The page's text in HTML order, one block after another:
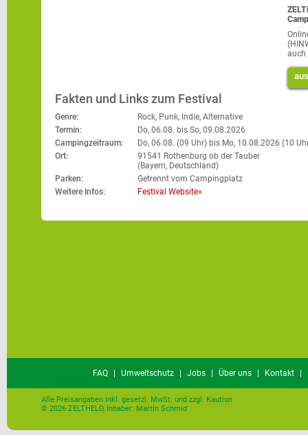
auch
Fakten und Links zum Festival
Genre:
Rock, Punk, Indie, Alternative
Termin:
Do, 06.08. bis So, 09.08.2026
Campingzeitraum:
Do, 06.08. (09 Uhr) bis Mo, 10.08.2026 (10
Ort:
91541 Rothenburg ob der Tauber
(Bayern, Deutschland)
Parken:
Getrennt vom Campingplatz
Weitere Infos:
Festival Website
FAQ Umweltschutz Jobs Über uns Kontakt
Alle Preisangaben inkl. gesetzl. MwSt. und zzgl. Kaution
© 2026 ZELTHELD, Inhaber: Martin Schmid